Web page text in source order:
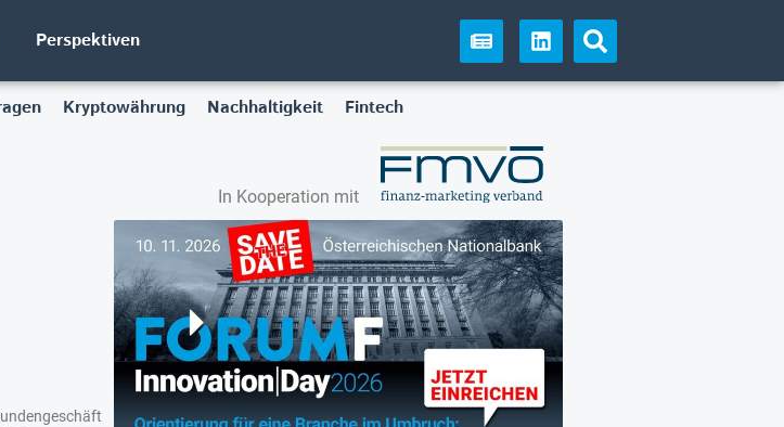
Perspektiven
Kryptowährung Nachhaltigkeit Fintech
In Kooperation mit